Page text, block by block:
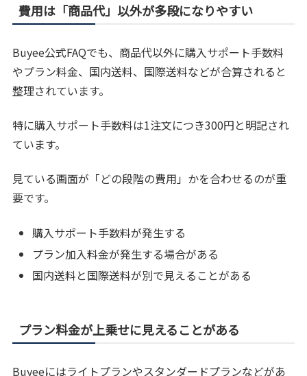
費用は「商品代」以外が多段になりやすい
Buyee公式FAQでも、商品代以外に購入サポート手数料
やプラン料金、国内送料、国際送料などが合算されると
整理されています。
特に購入サポート手数料は1注文につき300円と明記され
ています。
見ている画面が「どの段階の費用」かを合わせるのが重
要です。
購入サポート手数料が発生する
プラン加入料金が発生する場合がある
国内送料と国際送料が別で見えることがある
プラン料金が上乗せに見えることがある
Buyeeにはライトプランやスタンダードプランなどがあ